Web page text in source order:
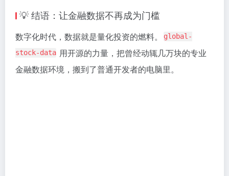
💡 结语：让金融数据不再成为门槛
数字化时代，数据就是量化投资的燃料。
global-
stock-data 用开源的力量，把曾经动辄几万块的专业
金融数据环境，搬到了普通开发者的电脑里。